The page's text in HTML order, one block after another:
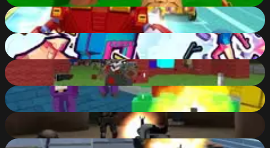
Happy Superhero Racing
85 %
Time Shooter 3: Swat
90%
Pixel Gun Apocalypse 4
80%
Blocky Gangster Warfare
80%
Military Wars: Warfare
%
Special Strike DLC 4